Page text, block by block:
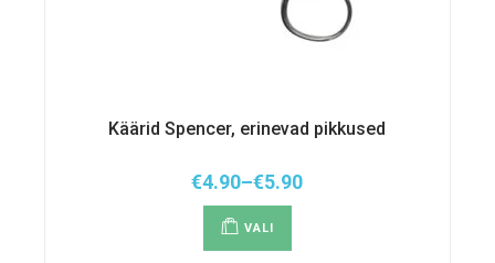
Käärid Spencer, erinevad pikkused
€4.90–€5.90
Hinnavahemik:
€4.90
kuni
€5.90
VALI
mitu